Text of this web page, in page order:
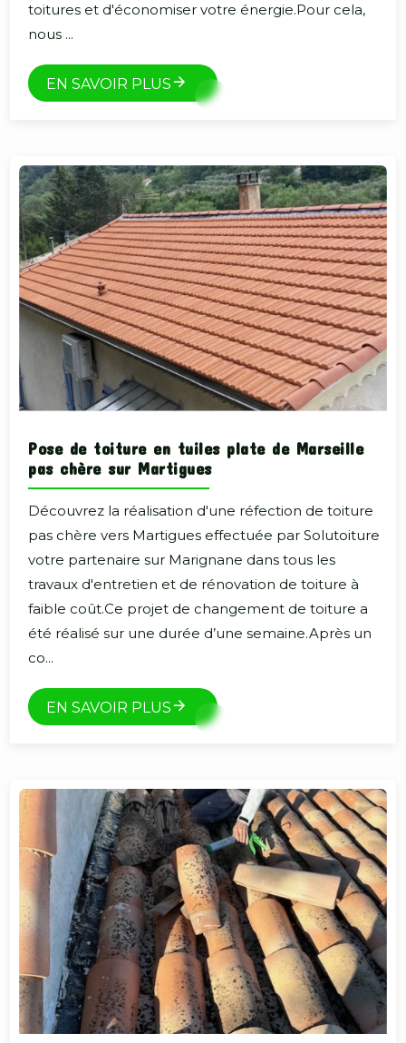
toitures et d'économiser votre énergie.Pour cela,
nous ...
EN SAVOIR PLUS
Pose de toiture en tuiles plate de Marseille
pas chère sur Martigues
Découvrez la réalisation d'une réfection de toiture
pas chère vers Martigues effectuée par Solutoiture
votre partenaire sur Marignane dans tous les
travaux d'entretien et de rénovation de toiture à
faible coût.Ce projet de changement de toiture a
été réalisé sur une durée d’une semaine.Après un
co...
EN SAVOIR PLUS